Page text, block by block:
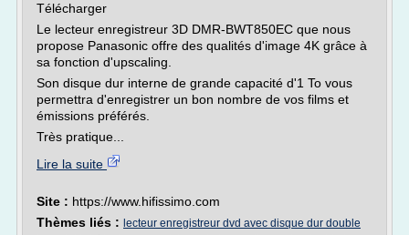
Télécharger
Le lecteur enregistreur 3D DMR-BWT850EC que nous
propose Panasonic offre des qualités d'image 4K grâce à
sa fonction d'upscaling.
Son disque dur interne de grande capacité d'1 To vous
permettra d'enregistrer un bon nombre de vos films et
émissions préférés.
Très pratique...
Lire la suite
Site : https://www.hifissimo.com
Thèmes liés : lecteur enregistreur dvd avec disque dur double